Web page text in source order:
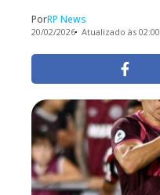
PorRP News
20/02/2026 Atualizado às 02:00